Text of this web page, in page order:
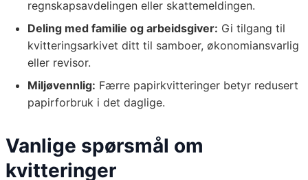
regnskapsavdelingen eller skattemeldingen.
Deling med familie og arbeidsgiver: Gi tilgang til
kvitteringsarkivet ditt til samboer, økonomiansvarlig
eller revisor.
Miljøvennlig: Færre papirkvitteringer betyr redusert
papirforbruk i det daglige.
Vanlige spørsmål om
kvitteringer